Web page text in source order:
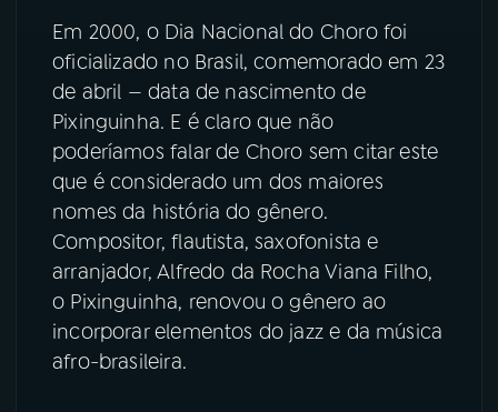
Em 2000, o Dia Nacional do Choro foi
oficializado no Brasil, comemorado em 23
de abril — data de nascimento de
Pixinguinha. E é claro que não
poderíamos falar de Choro sem citar este
que é considerado um dos maiores
nomes da história do gênero.
Compositor, flautista, saxofonista e
arranjador, Alfredo da Rocha Viana Filho,
o Pixinguinha, renovou o gênero ao
incorporar elementos do jazz e da música
afro-brasileira.